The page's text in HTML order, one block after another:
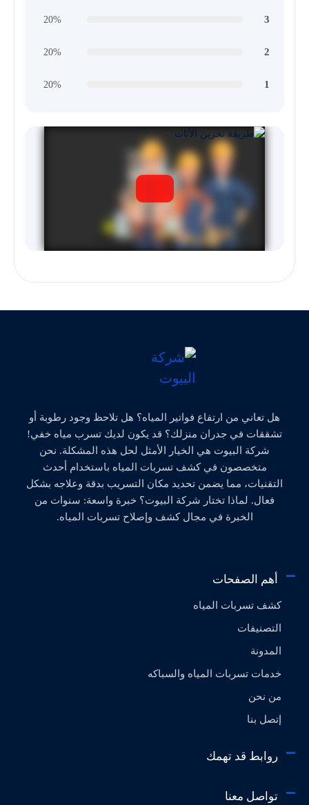
3
20%
2
20%
1
20%
هل تعاني من ارتفاع فواتير المياه؟ هل تلاحظ وجود رطوبة أو
تشققات في جدران منزلك؟ قد يكون لديك تسرب مياه خفي!
شركة البيوت هي الخيار الأمثل لحل هذه المشكلة. نحن
متخصصون في كشف تسربات المياه باستخدام أحدث
التقنيات، مما يضمن تحديد مكان التسريب بدقة وعلاجه بشكل
فعال. لماذا تختار شركة البيوت؟ خبرة واسعة: سنوات من
الخبرة في مجال كشف وإصلاح تسربات المياه.
أهم الصفحات
كشف تسربات المياه
التصنيفات
المدونة
خدمات تسربات المياه والسباكه
من نحن
إتصل بنا
روابط قد تهمك
تواصل معنا